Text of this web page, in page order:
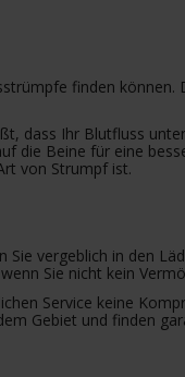
finden
dass Ihr Blutfluss
die Beine für eine
von Strumpf ist.
vergeblich in den
Sie nicht kein
Service keine
Gebiet und finden